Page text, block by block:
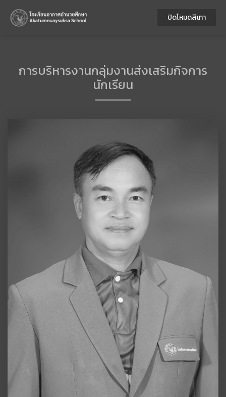
การบริหารงานกลุ่มงานส่งเสริมกิจการ
นักเรียน
ปิดโหมดสีเทา